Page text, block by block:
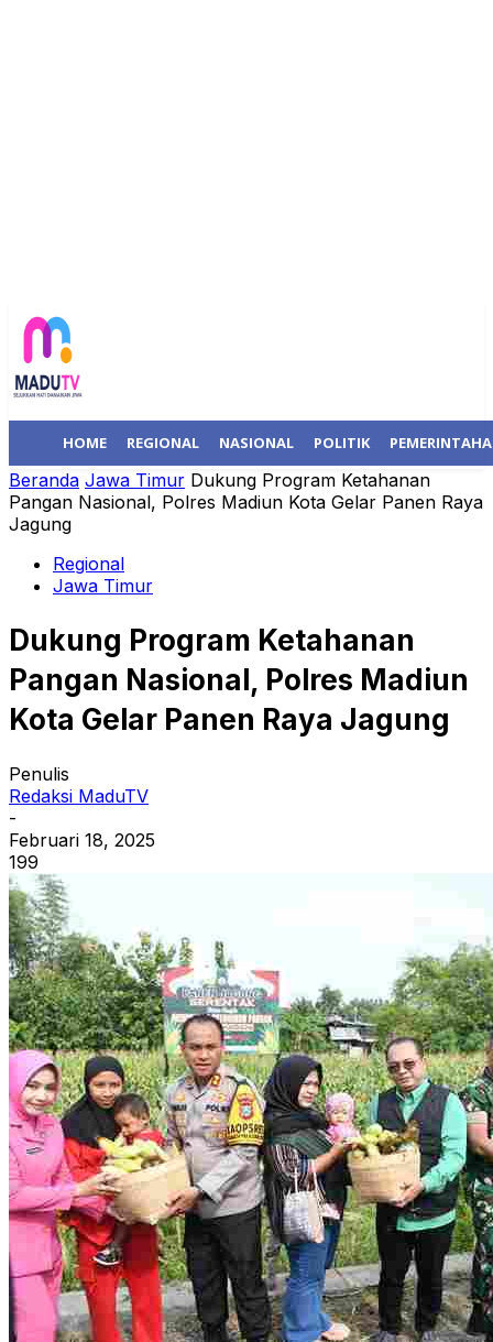
HOME REGIONAL NASIONAL POLITIK
Beranda Jawa Timur Dukung Program Ketahanan
Pangan Nasional, Polres Madiun Kota Gelar Panen Raya
Jagung
Regional
Jawa Timur
Dukung Program Ketahanan
Pangan Nasional, Polres Madiun
Kota Gelar Panen Raya Jagung
Penulis
Redaksi MaduTV
-
Februari 18, 2025
199